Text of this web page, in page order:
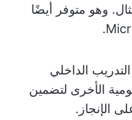
وهو متوفر أيضًا
الداخلي
الأخرى لتضمين
الإنجاز.